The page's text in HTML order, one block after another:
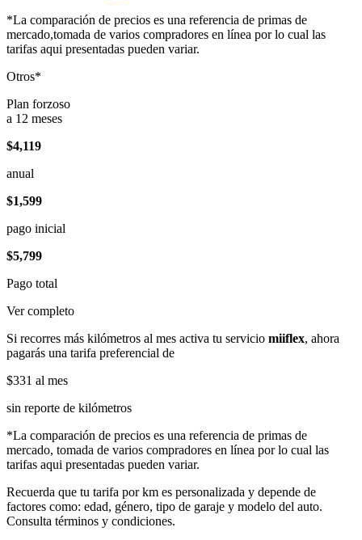
*La comparación de precios es una referencia de primas de
mercado,tomada de varios compradores en línea por lo cual las
tarifas aqui presentadas pueden variar.
Otros*
Plan forzoso
a 12 meses
$4,119
anual
$1,599
pago inicial
$5,799
Pago total
Ver completo
Si recorres más kilómetros al mes activa tu servicio miiflex, ahora
pagarás una tarifa preferencial de
$331 al mes
sin reporte de kilómetros
*La comparación de precios es una referencia de primas de
mercado, tomada de varios compradores en línea por lo cual las
tarifas aqui presentadas pueden variar.
Recuerda que tu tarifa por km es personalizada y depende de
factores como: edad, género, tipo de garaje y modelo del auto.
Consulta términos y condiciones.